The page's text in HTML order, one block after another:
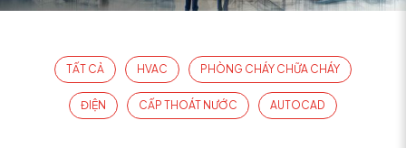
TẤT CẢ HVAC PHÒNG CHÁY CHỮA CHÁY
ĐIỆN CẤP THOÁT NƯỚC AUTOCAD